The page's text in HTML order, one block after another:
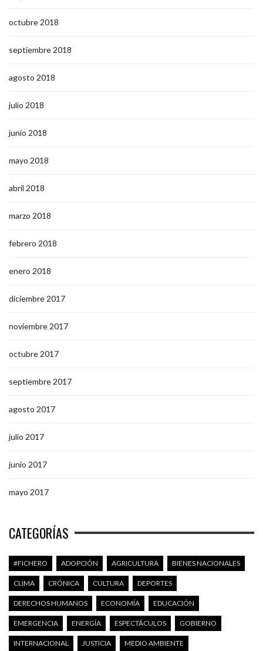
octubre 2018
septiembre 2018
agosto 2018
julio 2018
junio 2018
mayo 2018
abril 2018
marzo 2018
febrero 2018
enero 2018
diciembre 2017
noviembre 2017
octubre 2017
septiembre 2017
agosto 2017
julio 2017
junio 2017
mayo 2017
CATEGORÍAS
#FICHERO ADOPCIÓN AGRICULTURA BIENES NACIONALES
CLIMA CRÓNICA CULTURA DEPORTES
DERECHOS HUMANOS ECONOMÍA EDUCACIÓN
EMERGENCIA ENERGÍA ESPECTÁCULOS GOBIERNO
INTERNACIONAL JUSTICIA MEDIO AMBIENTE